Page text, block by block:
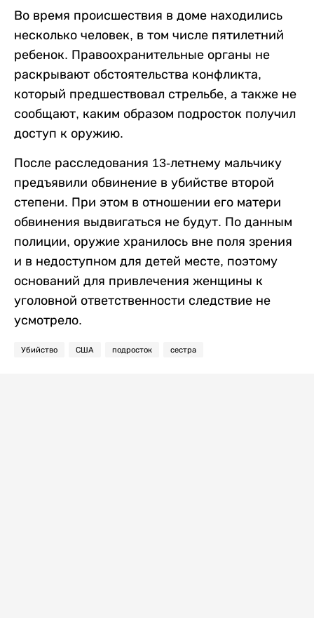
Во время происшествия в доме находились
несколько человек, в том числе пятилетний
ребенок. Правоохранительные органы не
раскрывают обстоятельства конфликта,
который предшествовал стрельбе, а также не
сообщают, каким образом подросток получил
доступ к оружию.
После расследования 13-летнему мальчику
предъявили обвинение в убийстве второй
степени. При этом в отношении его матери
обвинения выдвигаться не будут. По данным
полиции, оружие хранилось вне поля зрения
и в недоступном для детей месте, поэтому
оснований для привлечения женщины к
уголовной ответственности следствие не
усмотрело.
Убийство США подросток сестра